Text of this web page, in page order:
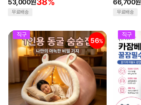
53,000원
무료배송
66,700원
무료배송
직구
56%
직구